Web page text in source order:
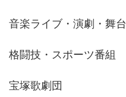
音楽ライブ・演劇・舞台
格闘技・スポーツ番組
宝塚歌劇団